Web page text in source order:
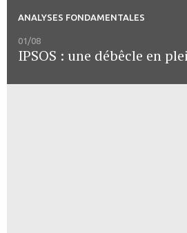
ANALYSES FONDAMENTALES
01/08
IPSOS : une débêcle en